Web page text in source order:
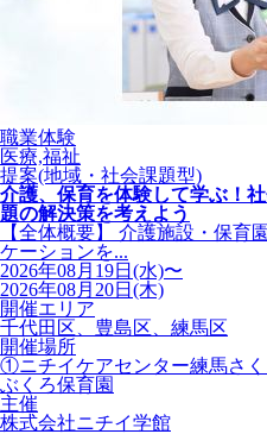
職業体験
医療,福祉
提案(地域・社会課題型)
介護、保育を体験して学ぶ！
題の解決策を考えよう
【全体概要】 介護施設・保育
ケーションを...
2026年08月19日(水)〜
2026年08月20日(木)
開催エリア
千代田区、豊島区、練馬区
開催場所
①ニチイケアセンター練馬さ
ぶくろ保育園
主催
株式会社ニチイ学館